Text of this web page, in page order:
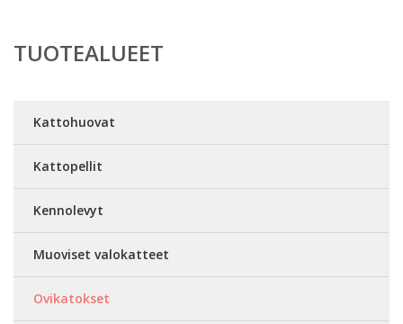
TUOTEALUEET
Kattohuovat
Kattopellit
Kennolevyt
Muoviset valokatteet
Ovikatokset